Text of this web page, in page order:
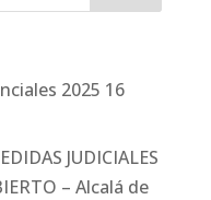
2025 16
JUDICIALES
– Alcalá de